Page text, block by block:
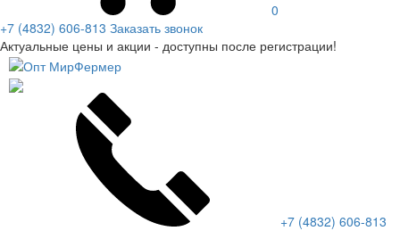
0
+7 (4832) 606-813 Заказать звонок
Актуальные цены и акции - доступны после регистрации!
+7 (4832) 606-813